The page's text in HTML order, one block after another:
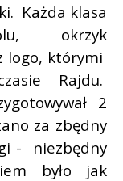
Każda klasa
okrzyk
logo, którymi
Rajdu.
2
za zbędny
-
niezbędny
było jak